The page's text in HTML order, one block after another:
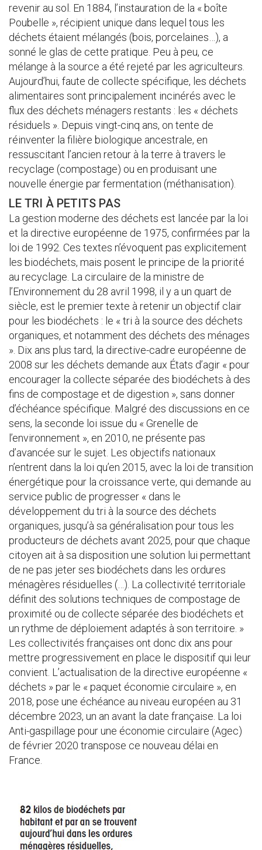
revenir au sol. En 1884, l’instauration de la « boîte
Poubelle », récipient unique dans lequel tous les
déchets étaient mélangés (bois, porcelaines…), a
sonné le glas de cette pratique. Peu à peu, ce
mélange à la source a été rejeté par les agriculteurs.
Aujourd’hui, faute de collecte spécifique, les déchets
alimentaires sont principalement incinérés avec le
flux des déchets ménagers restants : les « déchets
résiduels ». Depuis vingt-cinq ans, on tente de
réinventer la filière biologique ancestrale, en
ressuscitant l’ancien retour à la terre à travers le
recyclage (compostage) ou en produisant une
nouvelle énergie par fermentation (méthanisation).
LE TRI À PETITS PAS
La gestion moderne des déchets est lancée par la loi
et la directive européenne de 1975, confirmées par la
loi de 1992. Ces textes n’évoquent pas explicitement
les biodéchets, mais posent le principe de la priorité
au recyclage. La circulaire de la ministre de
l’Environnement du 28 avril 1998, il y a un quart de
siècle, est le premier texte à retenir un objectif clair
pour les biodéchets : le « tri à la source des déchets
organiques, et notamment des déchets des ménages
». Dix ans plus tard, la directive-cadre européenne de
2008 sur les déchets demande aux États d’agir « pour
encourager la collecte séparée des biodéchets à des
fins de compostage et de digestion », sans donner
d’échéance spécifique. Malgré des discussions en ce
sens, la seconde loi issue du « Grenelle de
l’environnement », en 2010, ne présente pas
d’avancée sur le sujet. Les objectifs nationaux
n’entrent dans la loi qu’en 2015, avec la loi de transition
énergétique pour la croissance verte, qui demande au
service public de progresser « dans le
développement du tri à la source des déchets
organiques, jusqu’à sa généralisation pour tous les
producteurs de déchets avant 2025, pour que chaque
citoyen ait à sa disposition une solution lui permettant
de ne pas jeter ses biodéchets dans les ordures
ménagères résiduelles (…). La collectivité territoriale
définit des solutions techniques de compostage de
proximité ou de collecte séparée des biodéchets et
un rythme de déploiement adaptés à son territoire. »
Les collectivités françaises ont donc dix ans pour
mettre progressivement en place le dispositif qui leur
convient. L’actualisation de la directive européenne «
déchets » par le « paquet économie circulaire », en
2018, pose une échéance au niveau européen au 31
décembre 2023, un an avant la date française. La loi
Anti-gaspillage pour une économie circulaire (Agec)
de février 2020 transpose ce nouveau délai en
France.